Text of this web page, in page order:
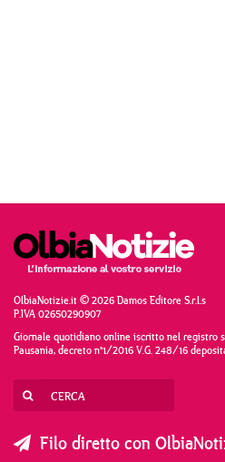
OlbiaNotizie.it © 2026 Damos Editore S.r.l.s
P.IVA 02650290907
Giornale quotidiano online iscritto nel registro
Pausania, decreto n°1/2016 V.G. 248/16
Filo diretto con